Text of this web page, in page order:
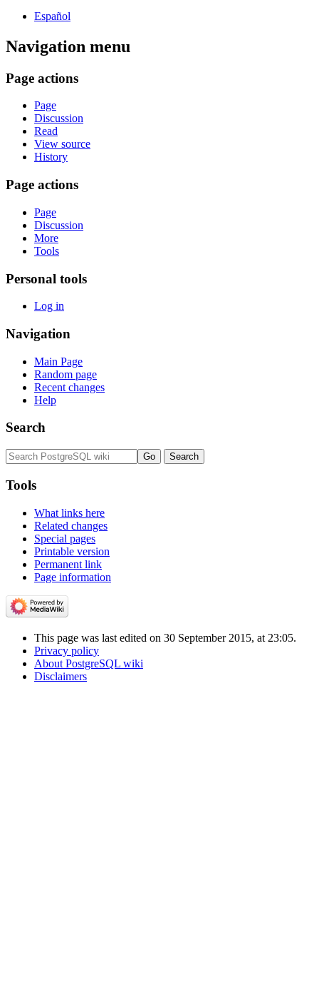
Español
Navigation menu
Page actions
Page
Discussion
Read
View source
History
Page actions
Page
Discussion
More
Tools
Personal tools
Log in
Navigation
Main Page
Random page
Recent changes
Help
Search
Tools
What links here
Related changes
Special pages
Printable version
Permanent link
Page information
This page was last edited on 30 September 2015, at 23:05.
Privacy policy
About PostgreSQL wiki
Disclaimers